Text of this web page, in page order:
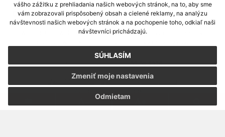
vášho zážitku z prehliadania našich webových stránok, na to, aby sme
vám zobrazovali prispôsobený obsah a cielené reklamy, na analýzu
návštevnosti našich webových stránok a na pochopenie toho, odkiaľ naši
návštevníci prichádzajú.
SÚHLASÍM
Odmietam
Zmeniť moje nastavenia
využite možnosť získavania aktuálnych informácií s využitím RSS
CMS systém (redakčný) systém ECHELON 2,Mapa stránok,web portál
webex.digital, s.r.o.,domény,registrácia domény
Posledná aktualizácia:05.08.2026
Vytlačiť stránku|Vyhlásenie o prístupnosti